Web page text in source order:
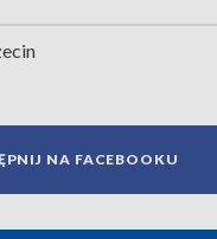
NA FACEBOOKU